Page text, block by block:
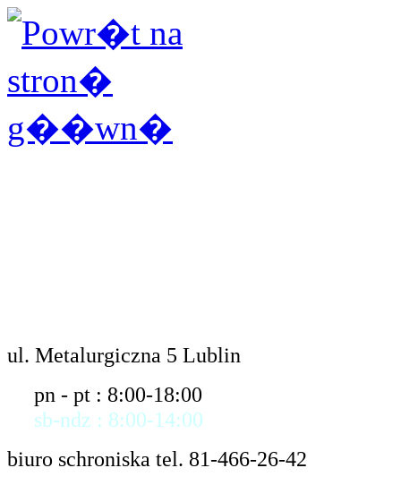
ul. Metalurgiczna 5 Lublin
pn - pt : 8:00-18:00
sb-ndz : 8:00-14:00
biuro schroniska tel. 81-466-26-42